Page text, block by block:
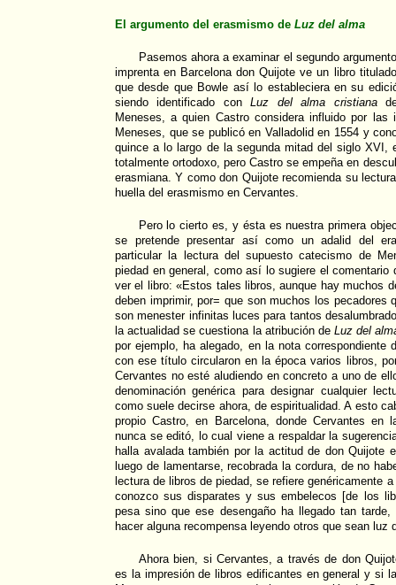
El argumento del erasmismo de Luz del alma
Pasemos ahora a examinar el segundo
imprenta en Barcelona don Quijote ve un libro
que desde que Bowle así lo estableciera en su
siendo identificado conLuz del alma cristiana
Meneses, a quien Castro considera influido por
Meneses, que se publicó en Valladolid en 1554 y
quince a lo largo de la segunda mitad del siglo XVI,
totalmente ortodoxo, pero Castro se empeña en
erasmiana. Y como don Quijote recomienda su
huella del erasmismo en Cervantes.
Pero lo cierto es, y ésta es nuestra primera
se pretende presentar así como un adalid del
particular la lectura del supuesto catecismo de
piedad en general, como así lo sugiere el comentario
ver el libro: «Estos tales libros, aunque hay muchos
deben imprimir, por= que son muchos los
son menester infinitas luces para tantos
la actualidad se cuestiona la atribución deLuz del
por ejemplo, ha alegado, en la nota
con ese título circularon en la época varios libros,
Cervantes no esté aludiendo en concreto a uno de
denominación genérica para designar cualquier
como suele decirse ahora, de espiritualidad. A esto
propio Castro, en Barcelona, donde Cervantes en
nunca se editó, lo cual viene a respaldar la
halla avalada también por la actitud de don Quijote
luego de lamentarse, recobrada la cordura, de no
lectura de libros de piedad, se refiere genéricamente
conozco sus disparates y sus embelecos [de los
pesa sino que ese desengaño ha llegado tan
hacer alguna recompensa leyendo otros que sean luz
Ahora bien, si Cervantes, a través de don
es la impresión de libros edificantes en general y si